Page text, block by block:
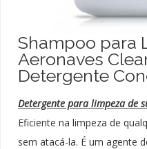
Shampoo para
Aeronaves
Detergente
Detergente para limpeza de
Eficiente na limpeza de
sem atacá-la. É um agente